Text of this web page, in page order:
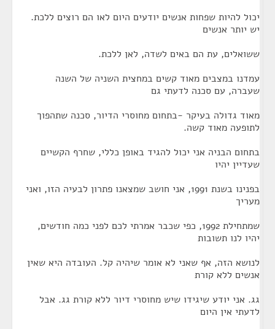
יכול להיות שפחות אנשים יודעים היום לאו הם רוצים ללכת.
יש יותר אנשים
ששואלים, עת הם באים לשדה, לאן ללכת.
עמדנו במצבים מאוד קשים במחצית השניה של השנה
שעברה, עם סכנה לדעתי גם
מאוד גדולה בעיקר -בתחום מחוסרי הדיור, סכנה שתהפוך
לתופעה מאוד קשה.
בתחום הבניה אני יכול להגיד באופן כללי, שחרף הקשיים
שעדיין יהיו
בפנינו בשנת 1991, אני חושב שמצאנו פתרון לבעיה הזו, ואני
מעריך
שמתחילת 1992, כפי שכבר אמרתי לכם לפני כמה חודשים,
יהיו לנו תשובות
לנושא הזה, אף שאני לא אומר שיהיה קל. העובדה היא שאין
אנשים ללא קורת
גג. אני יודע שיגידו שיש מחוסרי דיור ללא קורת גג. אבל
לדעתי אין היום